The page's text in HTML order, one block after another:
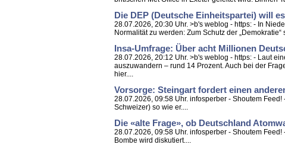
Die DEP (Deutsche Einheitspartei) will
28.07.2026, 20:30 Uhr. >b's weblog - https: - In
Normalität zu werden: Zum Schutz der
Insa-Umfrage: Über acht Millionen
28.07.2026, 20:12 Uhr. >b's weblog - https: - Laut
auszuwandern – rund 14 Prozent. Auch bei der
hier....
Vorsorge: Steingart fordert einen
28.07.2026, 09:58 Uhr. infosperber - Shoutem
Schweizer) so wie er....
Die «alte Frage», ob Deutschland
28.07.2026, 09:58 Uhr. infosperber - Shoutem
Bombe wird diskutiert....